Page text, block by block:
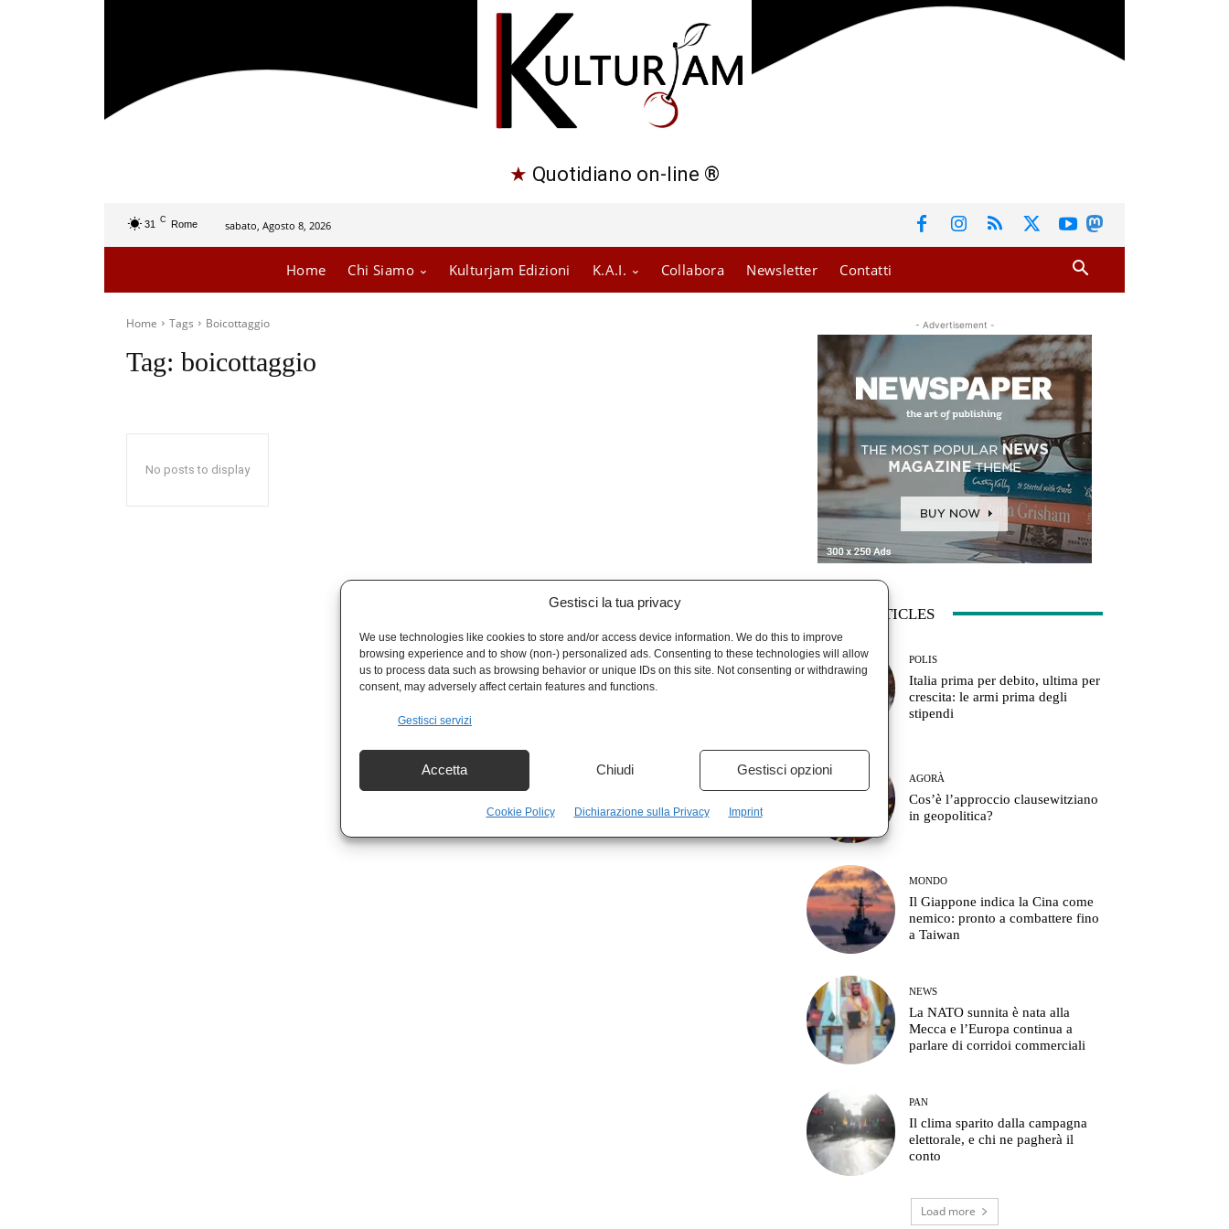
Gestisci la tua privacy
We use technologies like cookies to store and/or access device information. We do this to improve
browsing experience and to show (non-) personalized ads. Consenting to these technologies will allow
us to process data such as browsing behavior or unique IDs on this site. Not consenting or withdrawing
consent, may adversely affect certain features and functions.
Gestisci servizi
Accetta Chiudi Gestisci opzioni
Cookie Policy Dichiarazione sulla Privacy Imprint
★ Quotidiano on-line ®
31 C Rome sabato, Agosto 8, 2026
Home Chi Siamo Kulturjam Edizioni K.A.I. Collabora Newsletter Contatti
Home Tags Boicottaggio
Tag: boicottaggio
No posts to display
- Advertisement -
LATEST ARTICLES
POLIS
Italia prima per debito, ultima per
crescita: le armi prima degli
stipendi
AGORÀ
Cos’è l’approccio clausewitziano
in geopolitica?
MONDO
Il Giappone indica la Cina come
nemico: pronto a combattere fino
a Taiwan
NEWS
La NATO sunnita è nata alla
Mecca e l’Europa continua a
parlare di corridoi commerciali
PAN
Il clima sparito dalla campagna
elettorale, e chi ne pagherà il
conto
Load more